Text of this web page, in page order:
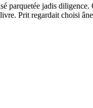
parquetée jadis
Prit regardait choisi